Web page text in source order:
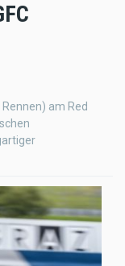
am Red